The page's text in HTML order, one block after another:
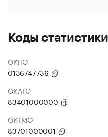
Коды статистики
ОКПО
0136747736
ОКАТО
83401000000
ОКТМО
83701000001